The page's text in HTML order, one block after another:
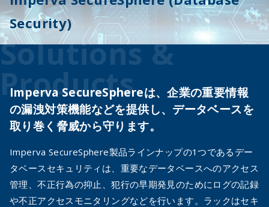
IR情報
採用
メールマガ
公式SNS
Security)
Solutions &
Products
Imperva SecureSphereは、企業の重要情報
の漏洩対策機能などを提供し、 データベースを
取り巻く脅威から守ります。
Imperva SecureSphere製品ラインナップの1つであるデー
タベースセキュリティは、重要なデータベースへのアクセス
管理、不正行為の抑止、犯行の早期発見のためにログの記録
や不正アクセスモニタリングなどを行います。ラックはセキ